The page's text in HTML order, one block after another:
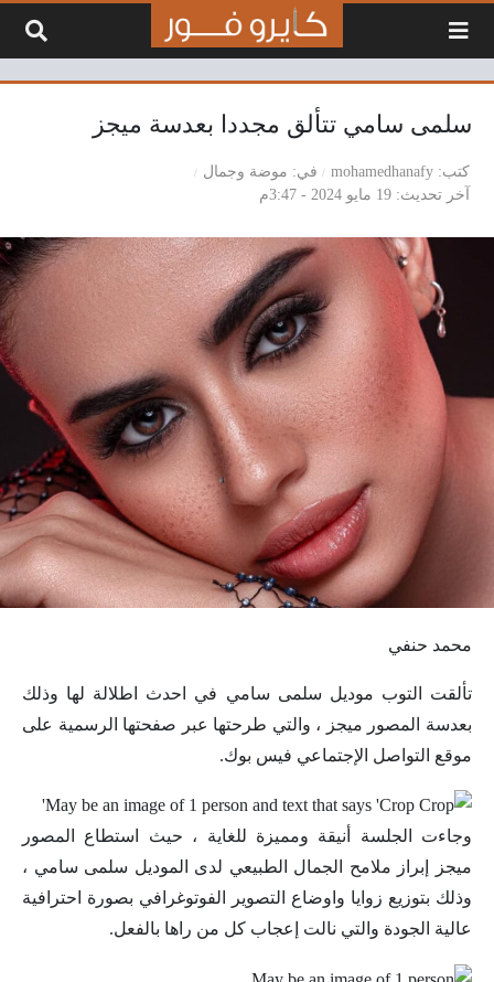
سلمى سامي تتألق مجددا بعدسة ميجز
كتب mohamedhanafy في
موضة وجمال
آخر تحديث 19 مايو 2024 - 3:47م
محمد حنفي
تألقت التوب موديل سلمى سامي في احدث اطلالة لها وذلك
بعدسة المصور ميجز ، والتي طرحتها عبر صفحتها الرسمية على
موقع التواصل الإجتماعي فيس بوك.
وجاءت الجلسة أنيقة ومميزة للغاية ، حيث استطاع المصور
ميجز إبراز ملامح الجمال الطبيعي لدى الموديل سلمى سامي ،
وذلك بتوزيع زوايا واوضاع التصوير الفوتوغرافي بصورة احترافية
عالية الجودة والتي نالت إعجاب كل من راها بالفعل.